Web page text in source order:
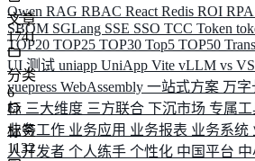
Qwen RAG RBAC React Redis ROI
SBOM SGLang SSE SSO TCC Token
TOP20 TOP25 TOP30 Top5 TOP50
UI 测试 uniapp UniApp Vite vLLM vs
vuepress WebAssembly 一站式方案 万字
标 三大维度 三方联合 下沉市场 专属工
业务工作 业务应用 业务报表 业务系统
人开发者 个人练手 个性化 中国平台
文章
1741
分类
6
标签
1132